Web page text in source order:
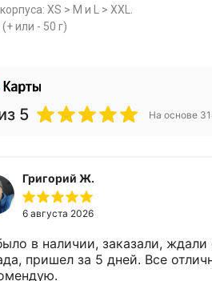
XS > M и L > XXL.
или - 50 г)